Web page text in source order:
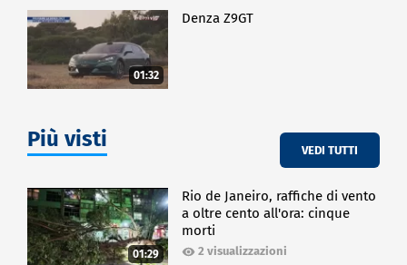
01:32
Denza Z9GT
Più visti VEDI TUTTI
01:29
Rio de Janeiro, raffiche di vento
a oltre cento all'ora: cinque
morti
2 visualizzazioni